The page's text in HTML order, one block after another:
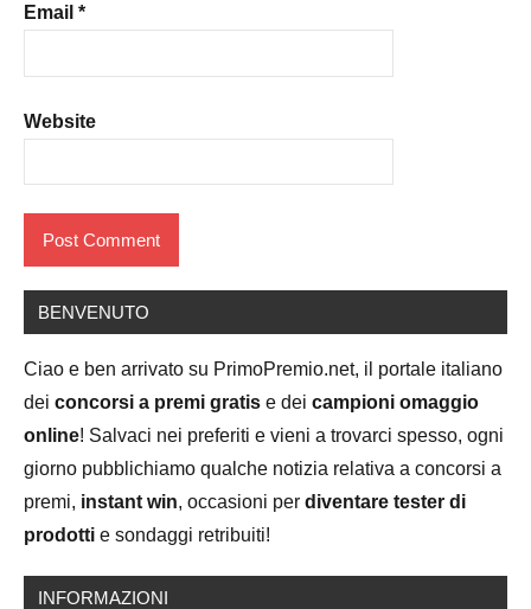
Email *
Website
BENVENUTO
Ciao e ben arrivato su PrimoPremio.net, il portale italiano
dei concorsi a premi gratis e dei campioni omaggio
online! Salvaci nei preferiti e vieni a trovarci spesso, ogni
giorno pubblichiamo qualche notizia relativa a concorsi a
premi, instant win, occasioni per diventare tester di
prodotti e sondaggi retribuiti!
INFORMAZIONI